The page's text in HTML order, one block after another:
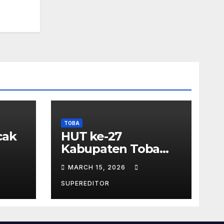
TOBA
HUT ke-27
Kabupaten Toba
Meriah – Jadi
Momentum
Perkuat Sinergi
Pembangunan
MARCH 15, 2026
SUPEREDITOR